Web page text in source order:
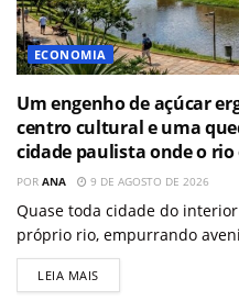
ECONOMIA
Um engenho de açúcar
centro cultural e uma
cidade paulista onde o
POR ANA 9 DE AGOSTO DE 2026
Quase toda cidade do
próprio rio, empurrando
LEIA MAIS